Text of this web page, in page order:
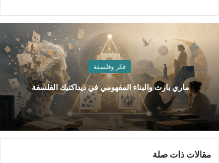
فكر وفلسفة
ماري بارث والبناء المفهومي في ديداكتيك الفلسفة
مقالات ذات صلة